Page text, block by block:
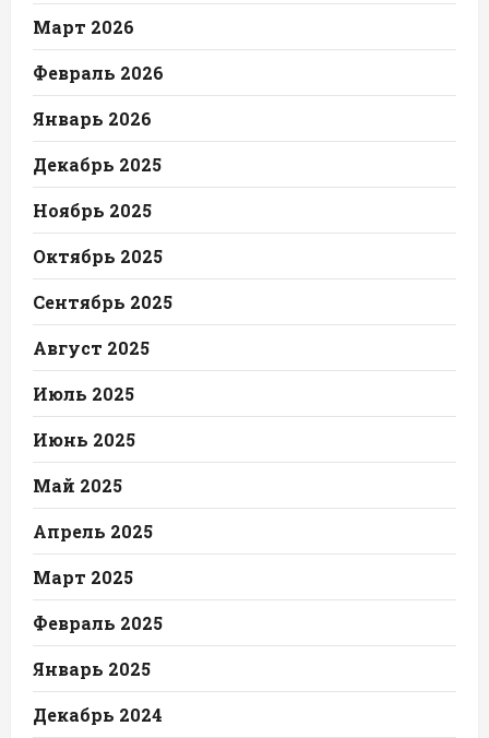
Март 2026
Февраль 2026
Январь 2026
Декабрь 2025
Ноябрь 2025
Октябрь 2025
Сентябрь 2025
Август 2025
Июль 2025
Июнь 2025
Май 2025
Апрель 2025
Март 2025
Февраль 2025
Январь 2025
Декабрь 2024